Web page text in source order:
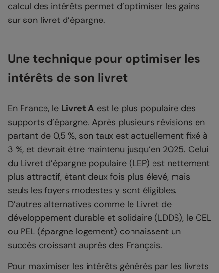
calcul des intérêts permet d’optimiser les gains
sur son livret d’épargne.
Une technique pour optimiser les
intérêts de son livret
En France, le Livret A est le plus populaire des
supports d’épargne. Après plusieurs révisions en
partant de 0,5 %, son taux est actuellement fixé à
3 %, et devrait être maintenu jusqu’en 2025. Celui
du Livret d’épargne populaire (LEP) est nettement
plus attractif, étant deux fois plus élevé, mais
seuls les foyers modestes y sont éligibles.
D’autres alternatives comme le Livret de
développement durable et solidaire (LDDS), le CEL
ou PEL (épargne logement) connaissent un
succès croissant auprès des Français.
Pour maximiser les intérêts générés par les livrets